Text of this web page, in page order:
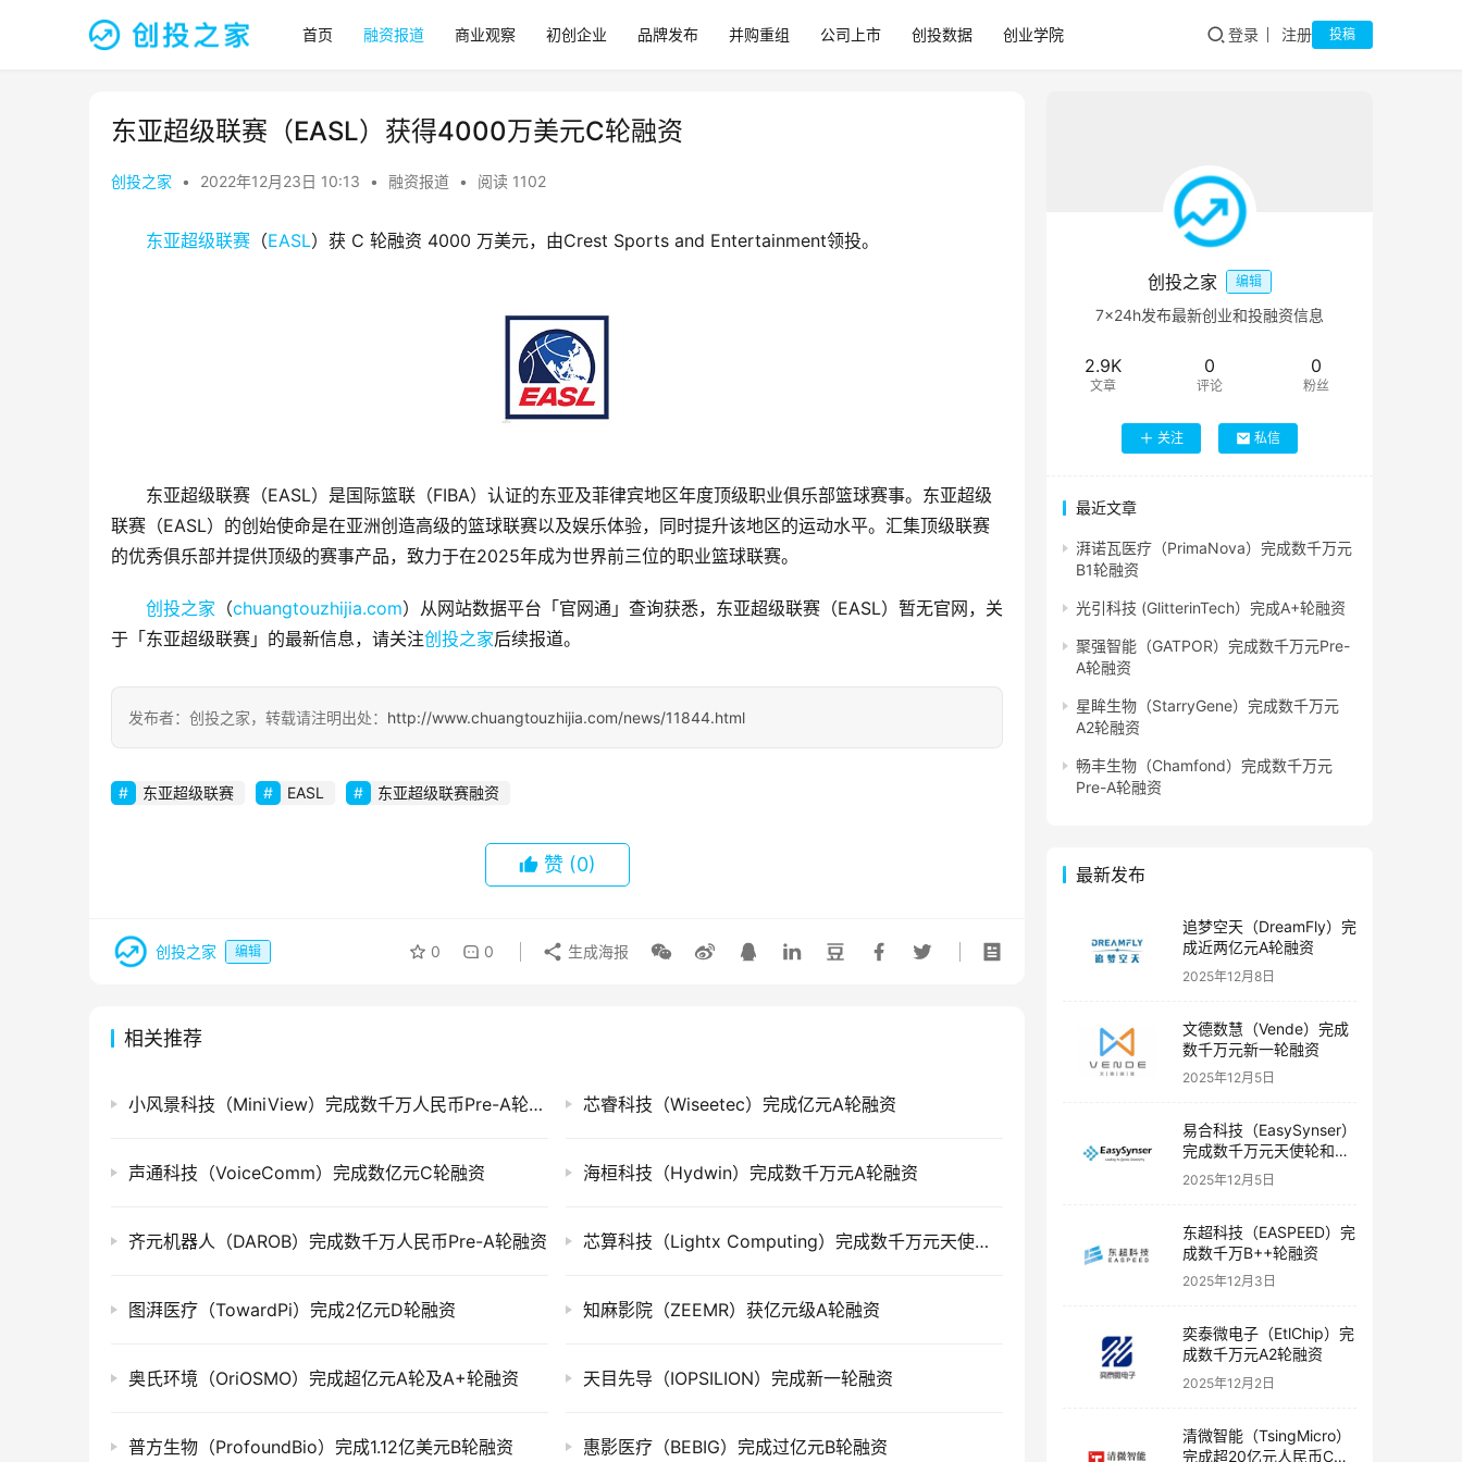
首页 融资报道 商业观察 初创企业 品牌发布 并购重组 公司上市 创投数据 创业学院 登录 注册 投稿
东亚超级联赛（EASL）获得4000万美元C轮融资
创投之家 • 2022年12月23日 10:13 • 融资报道 • 阅读 1102
东亚超级联赛 （EASL）获 C 轮融资 4000 万美元，由Crest Sports and Entertainment领投。
东亚超级联赛（EASL）是国际篮联（FIBA）认证的东亚及菲律宾地区年度顶级职业俱乐部篮球赛事。东亚超级
联赛（EASL）的创始使命是在亚洲创造高级的篮球联赛以及娱乐体验，同时提升该地区的运动水平。汇集顶级联赛
的优秀俱乐部并提供顶级的赛事产品，致力于在2025年成为世界前三位的职业篮球联赛。
创投之家 （chuangtouzhijia.com）从网站数据平台「官网通」查询获悉，东亚超级联赛（EASL）暂无官网，关
于「东亚超级联赛」的最新信息，请关注创投之家后续报道。
发布者：创投之家，转载请注明出处： http://www.chuangtouzhijia.com/news/11844.html
东亚超级联赛 EASL 东亚超级联赛融资
赞 (0)
创投之家 编辑 0 0 生成海报
相关推荐
小风景科技（MiniView）完成数千万人民币Pre-A轮融资 芯睿科技（Wiseetec）完成亿元A轮融资
声通科技（VoiceComm）完成数亿元C轮融资 海桓科技（Hydwin）完成数千万元A轮融资
齐元机器人（DAROB）完成数千万人民币Pre-A轮融资 芯算科技（Lightx Computing）完成数千万元天使轮融资
图湃医疗（TowardPi）完成2亿元D轮融资 知麻影院（ZEEMR）获亿元级A轮融资
奥氏环境（OriOSMO）完成超亿元A轮及A+轮融资 天目先导（IOPSILION）完成新一轮融资
普方生物（ProfoundBio）完成1.12亿美元B轮融资 惠影医疗（BEBIG）完成过亿元B轮融资
创投之家 编辑
7×24h发布最新创业和投融资信息
2.9K
文章
0
评论
0
粉丝
关注 私信
最近文章
湃诺瓦医疗（PrimaNova）完成数千万元
B1轮融资
光引科技 (GlitterinTech）完成A+轮融资
聚强智能（GATPOR）完成数千万元Pre-
A轮融资
星眸生物（StarryGene）完成数千万元
A2轮融资
畅丰生物（Chamfond）完成数千万元
Pre-A轮融资
最新发布
追梦空天（DreamFly）完
成近两亿元A轮融资
2025年12月8日
文德数慧（Vende）完成
数千万元新一轮融资
2025年12月5日
易合科技（EasySynser）
完成数千万元天使轮和天
使+轮融资
2025年12月5日
东超科技（EASPEED）完
成数千万B++轮融资
2025年12月3日
奕泰微电子（EtlChip）完
成数千万元A2轮融资
2025年12月2日
清微智能（TsingMicro）
完成超20亿元人民币C轮